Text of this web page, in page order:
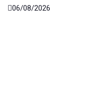
06/08/2026